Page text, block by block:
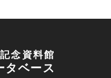
念資料館
タベース